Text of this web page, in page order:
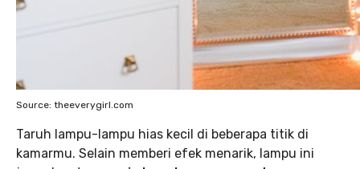
Source: theeverygirl.com
Taruh lampu-lampu hias kecil di beberapa titik di
kamarmu. Selain memberi efek menarik, lampu ini